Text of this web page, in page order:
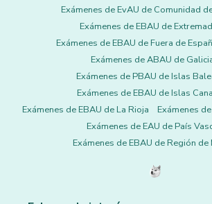
Exámenes de EvAU de Comunidad
Exámenes de EBAU de
Exámenes de EBAU de Fuera de
Exámenes de ABAU de
Exámenes de PBAU de Islas
Exámenes de EBAU de Islas
Exámenes de EBAU de La Rioja
Exámenes
Exámenes de EAU de País
Exámenes de EBAU de Región de